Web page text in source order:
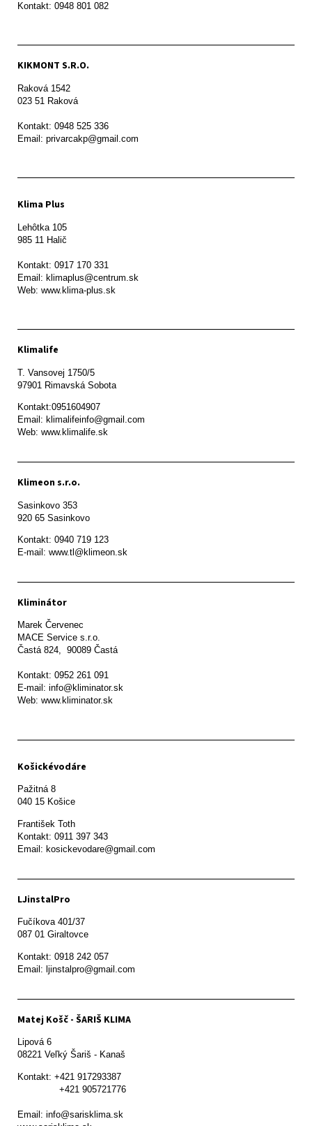
Kontakt: 0948 801 082
KIKMONT S.R.O.
Raková 1542
023 51 Raková
Kontakt: 0948 525 336
Email: privarcakp@gmail.com
Klima Plus
Lehôtka 105
985 11 Halič
Kontakt: 0917 170 331
Email: klimaplus@centrum.sk
Klimalife
T. Vansovej 1750/5
97901 Rimavská Sobota
Kontakt:0951604907
Email: klimalifeinfo@gmail.com
Web: www.klimalife.sk
Klimeon s.r.o.
Sasinkovo 353
920 65 Sasinkovo
Kontakt: 0940 719 123
E-mail: www.tl@klimeon.sk
Kliminátor
Marek Červenec
MACE Service s.r.o.
Častá 824,  90089 Častá
Kontakt: 0952 261 091
E-mail: info@kliminator.sk
Web: www.kliminator.sk
Košickévodáre
Pažitná 8
František Toth
Kontakt: 0911 397 343
Email: kosickevodare@gmail.com
LJinstalPro
Fučíkova 401/37
087 01 Giraltovce
Kontakt: 0918 242 057
Email: ljinstalpro@gmail.com
Matej Košč - ŠARIŠ KLIMA
Lipová 6
08221 Veľký Šariš - Kanaš
Kontakt: +421 917293387
Email: info@sarisklima.sk